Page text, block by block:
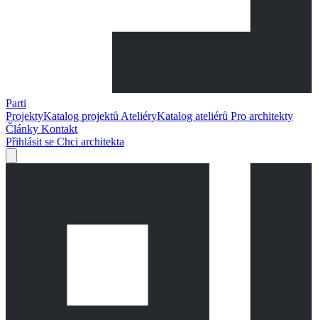
Parti
ProjektyKatalog projektů AteliéryKatalog ateliérů Pro architekty
Články Kontakt
Přihlásit se Chci architekta